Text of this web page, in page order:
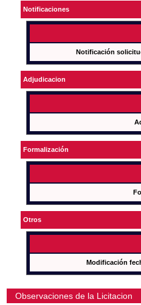
Notificaciones
Notificación
Adjudicacion
Formalización
Otros
Modificación
Observaciones de la Licitacion